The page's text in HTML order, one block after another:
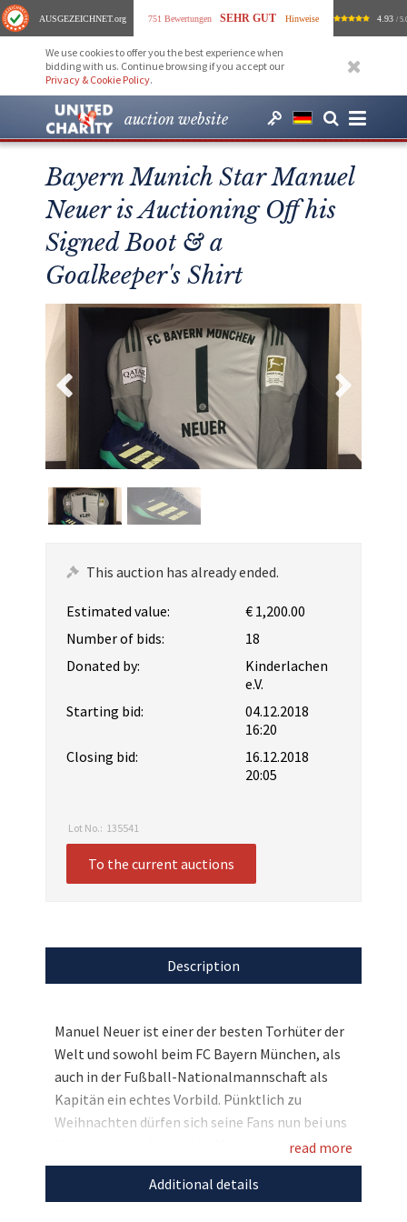
AUSGEZEICHNET.org 751 Bewertungen SEHR GUT Hinweise 4.93 /
We use cookies to offer you the best experience when
bidding with us. Continue browsing if you accept our
Privacy & Cookie Policy.
auction website
Bayern Munich Star Manuel
Neuer is Auctioning Off his
Signed Boot & a
Goalkeeper's Shirt
This auction has already ended.
Estimated value:
€ 1,200.00
Number of bids:
18
Donated by:
Kinderlachen
e.V.
Starting bid:
04.12.2018
16:20
Closing bid:
16.12.2018
20:05
Lot No.: 135541
To the current auctions
Description
Manuel Neuer ist einer der besten Torhüter der
Welt und sowohl beim FC Bayern München, als
auch in der Fußball-Nationalmannschaft als
Kapitän ein echtes Vorbild. Pünktlich zu
Weihnachten dürfen sich seine Fans nun bei uns
über eine ganz besondere Versteigerung freuen:
Seinen Original signierten Schuh sowie eines
seiner Torwarttrikots edel gerahmt. Wenn das
read more
Additional details